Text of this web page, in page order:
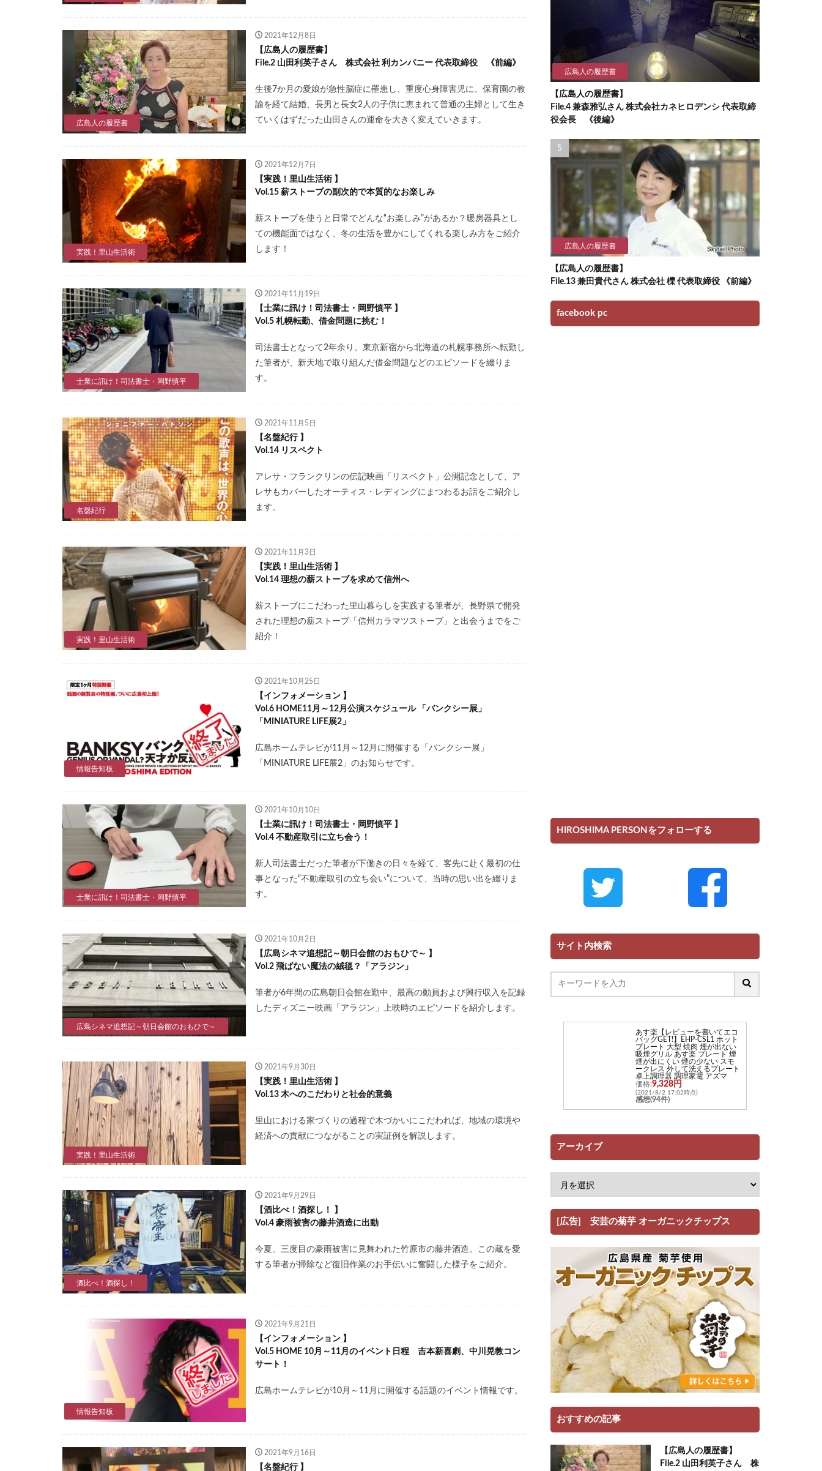
広島人の履歴書
2021年12月8日
【広島人の履歴書】
File.2 山田利英子さん 株式会社 利カンパニー 代表取締役 《前編》
生後7か月の愛娘が急性脳症に罹患し、重度心身障害児に。保育園の教
諭を経て結婚、長男と長女2人の子供に恵まれて普通の主婦として生き
ていくはずだった山田さんの運命を大きく変えていきます。
実践！里山生活術
2021年12月7日
【実践！里山生活術 】
Vol.15 薪ストーブの副次的で本質的なお楽しみ
薪ストーブを使うと日常でどんな“お楽しみ”があるか？暖房器具とし
ての機能面ではなく、冬の生活を豊かにしてくれる楽しみ方をご紹介
します！
士業に訊け！司法書士・岡野慎平
2021年11月19日
【士業に訊け！司法書士・岡野慎平 】
Vol.5 札幌転勤、借金問題に挑む！
司法書士となって2年余り。東京新宿から北海道の札幌事務所へ転勤し
た筆者が、新天地で取り組んだ借金問題などのエピソードを綴りま
す。
名盤紀行
2021年11月5日
【名盤紀行 】
Vol.14 リスペクト
アレサ・フランクリンの伝記映画「リスペクト」公開記念として、ア
レサもカバーしたオーティス・レディングにまつわるお話をご紹介し
ます。
実践！里山生活術
2021年11月3日
【実践！里山生活術 】
Vol.14 理想の薪ストーブを求めて信州へ
薪ストーブにこだわった里山暮らしを実践する筆者が、長野県で開発
された理想の薪ストーブ「信州カラマツストーブ」と出会うまでをご
紹介！
情報告知板
2021年10月25日
【インフォメーション 】
Vol.6 HOME11月～12月公演スケジュール 「バンクシー展」
「MINIATURE LIFE展2」
広島ホームテレビが11月～12月に開催する「バンクシー展」
「MINIATURE LIFE展2」のお知らせです。
士業に訊け！司法書士・岡野慎平
2021年10月10日
【士業に訊け！司法書士・岡野慎平 】
Vol.4 不動産取引に立ち会う！
新人司法書士だった筆者が下働きの日々を経て、客先に赴く最初の仕
事となった“不動産取引の立ち会い”について、当時の思い出を綴りま
す。
広島シネマ追想記～朝日会館のおもひで～
2021年10月2日
【広島シネマ追想記～朝日会館のおもひで～ 】
Vol.2 飛ばない魔法の絨毯？「アラジン」
筆者が6年間の広島朝日会館在勤中、最高の動員および興行収入を記録
したディズニー映画「アラジン」上映時のエピソードを紹介します。
実践！里山生活術
2021年9月30日
【実践！里山生活術 】
Vol.13 木へのこだわりと社会的意義
里山における家づくりの過程で木づかいにこだわれば、地域の環境や
経済への貢献につながることの実証例を解説します。
酒比べ！酒探し！
2021年9月29日
【酒比べ！酒探し！ 】
Vol.4 豪雨被害の藤井酒造に出動
今夏、三度目の豪雨被害に見舞われた竹原市の藤井酒造。この蔵を愛
する筆者が掃除など復旧作業のお手伝いに奮闘した様子をご紹介。
情報告知板
2021年9月21日
【インフォメーション 】
Vol.5 HOME 10月～11月のイベント日程 吉本新喜劇、中川晃教コン
サート！
広島ホームテレビが10月～11月に開催する話題のイベント情報です。
2021年9月16日
【名盤紀行 】
広島人の履歴書
【広島人の履歴書】
File.4 兼森雅弘さん 株式会社カネヒロデンシ 代表取締
役会長 《後編》
広島人の履歴書
【広島人の履歴書】
File.13 兼田貴代さん 株式会社 櫟 代表取締役 《前編》
facebook pc
HIROSHIMA PERSONをフォローする
サイト内検索
あす楽【レビューを書いてエコ
バッグGET!】EHP-CSL1 ホット
プレート 大型 焼肉 煙が出ない
吸煙グリル あす楽 プレート 煙
煙が出にくい 煙の少ない スモ
ークレス 外して洗えるプレート
卓上調理器 調理家電 アズマ
価格:9,328円
(2021/8/2 17:02時点)
感想(94件)
アーカイブ
[広告] 安芸の菊芋 オーガニックチップス
おすすめの記事
【広島人の履歴書】
File.2 山田利英子さん 株